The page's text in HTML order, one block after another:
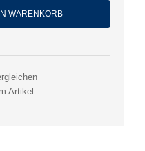
WARENKORB
Artikel